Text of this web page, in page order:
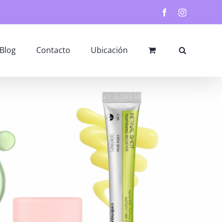
FacebookInstagram
Blog Contacto Ubicación